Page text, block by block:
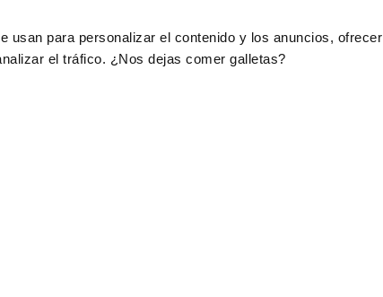
usan para personalizar el contenido y los anuncios, ofrecer
el tráfico. ¿Nos dejas comer galletas?